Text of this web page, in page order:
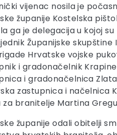
vijenac nosila je
županije Kostelska
ga je delegacija u kojoj
Županijske
Hrvatske vojske
i gradonačelnik
i gradonačelnica
zastupnica i načelnica
branitelje Martina
županije odali obitelji